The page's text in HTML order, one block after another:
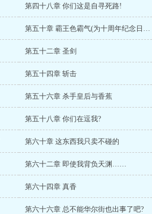
第四十八章 你们这是自寻死路!
第五十章 霸王色霸气(为十周年纪念日贺!)
第五十二章 圣剑
第五十四章 斩击
第五十六章 杀手皇后与香蕉
第五十八章 你们在逗我?
第六十章 这东西我只卖不碰的
第六十二章 即使我背负天渊……
第六十四章 真香
第六十六章 总不能华尔街也出事了吧?